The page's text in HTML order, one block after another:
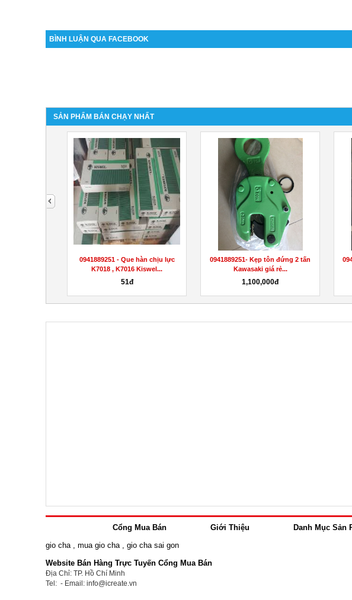
BÌNH LUẬN QUA FACEBOOK
SẢN PHẨM BÁN CHẠY NHẤT
0941889251 - Que hàn chịu lực
K7018 , K7016 Kiswel...
51đ
0941889251- Kẹp tôn đứng 2 tấn
Kawasaki giá rẻ...
1,100,000đ
next
Cổng Mua Bán Giới Thiệu Danh Mục Sản
gio cha
mua gio cha
gio cha sai gon
Website Bán Hàng Trực Tuyến Cổng Mua Bán
Địa Chỉ: TP. Hồ Chí Minh
Tel: - Email: info@icreate.vn